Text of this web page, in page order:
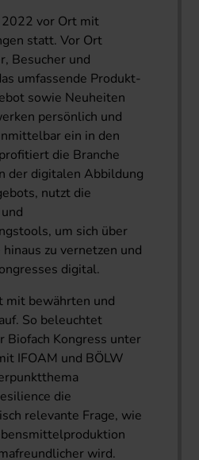
vor Ort mit
statt. Vor Ort
Besucher und
umfassende Produkt-
sowie Neuheiten
persönlich und
ein in den
die Branche
der digitalen Abbildung
nutzt die
um sich über
zu vernetzen und
digital.
mit bewährten und
So beleuchtet
Biofach Kongress unter
IFOAM und BÖLW
die
relevante Frage, wie
wird.